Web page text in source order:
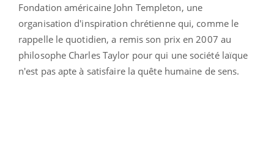
Fondation américaine John Templeton, une
organisation d'inspiration chrétienne qui, comme le
rappelle le quotidien, a remis son prix en 2007 au
philosophe Charles Taylor pour qui une société laïque
n'est pas apte à satisfaire la quête humaine de sens.